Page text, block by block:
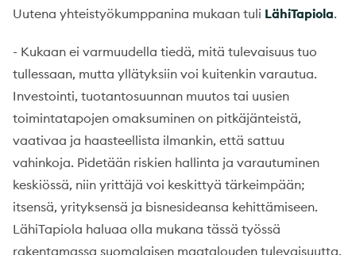
Uutena yhteistyökumppanina mukaan tuli LähiTapiola.
- Kukaan ei varmuudella tiedä, mitä tulevaisuus tuo
tullessaan, mutta yllätyksiin voi kuitenkin varautua.
Investointi, tuotantosuunnan muutos tai uusien
toimintatapojen omaksuminen on pitkäjänteistä,
vaativaa ja haasteellista ilmankin, että sattuu
vahinkoja. Pidetään riskien hallinta ja varautuminen
keskiössä, niin yrittäjä voi keskittyä tärkeimpään;
itsensä, yrityksensä ja bisnesideansa kehittämiseen.
LähiTapiola haluaa olla mukana tässä työssä
rakentamassa suomalaisen maatalouden tulevaisuutta,